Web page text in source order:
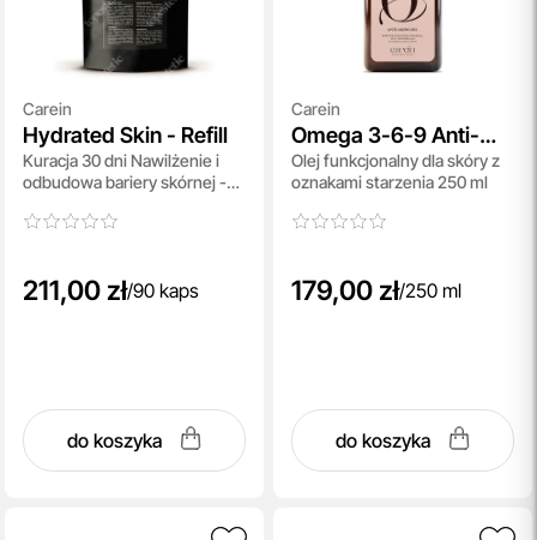
Carein
Hydrated Skin - Refill
Kuracja 30 dni Nawilżenie i
odbudowa bariery skórnej -
211,00 zł/90 kaps
do koszyka
Carein
Omega 3-6-9 Anti-
Aging Oil
Olej funkcjonalny dla skóry z
oznakami starzenia 250 ml
179,00 zł/250 ml
do koszyka